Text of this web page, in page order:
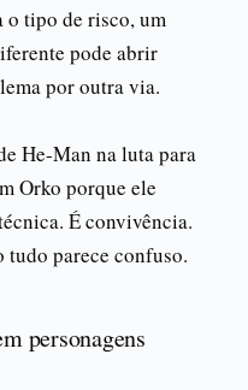
o tipo de risco, um
pode abrir
por outra via.
He-Man na luta para
Orko porque ele
É convivência.
parece confuso.
personagens